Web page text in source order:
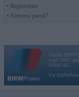
• Reģistrēties
• Aizmirsi paroli?
Vortāls
kopš 2002.
BMW AG.
Par